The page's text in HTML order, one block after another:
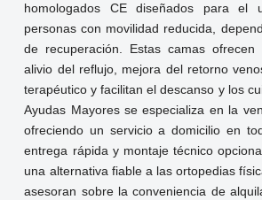
homologados CE diseñados para el
personas con movilidad reducida,
de recuperación. Estas camas ofrecen
alivio del reflujo, mejora del retorno
terapéutico y facilitan el descanso y los
Ayudas Mayores se especializa en la
ofreciendo un servicio a domicilio en
entrega rápida y montaje técnico
una alternativa fiable a las ortopedias
asesoran sobre la conveniencia de